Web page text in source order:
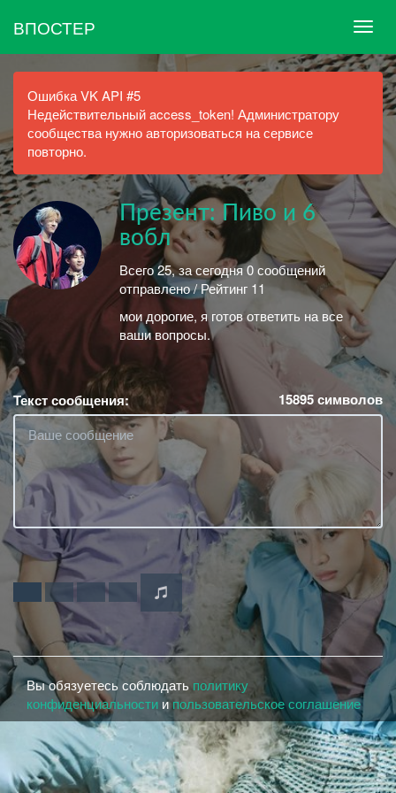
ВПОСТЕР
Ошибка VK API #5
Недействительный access_token! Администратору
сообщества нужно авторизоваться на сервисе
повторно.
Презент: Пиво и 6
вобл
Всего 25, за сегодня 0 сообщений
отправлено / Рейтинг 11
мои дорогие, я готов ответить на все
ваши вопросы.
Текст сообщения: 15895символов
Вы обязуетесь соблюдатьполитику
конфиденциальности ипользовательское соглашение